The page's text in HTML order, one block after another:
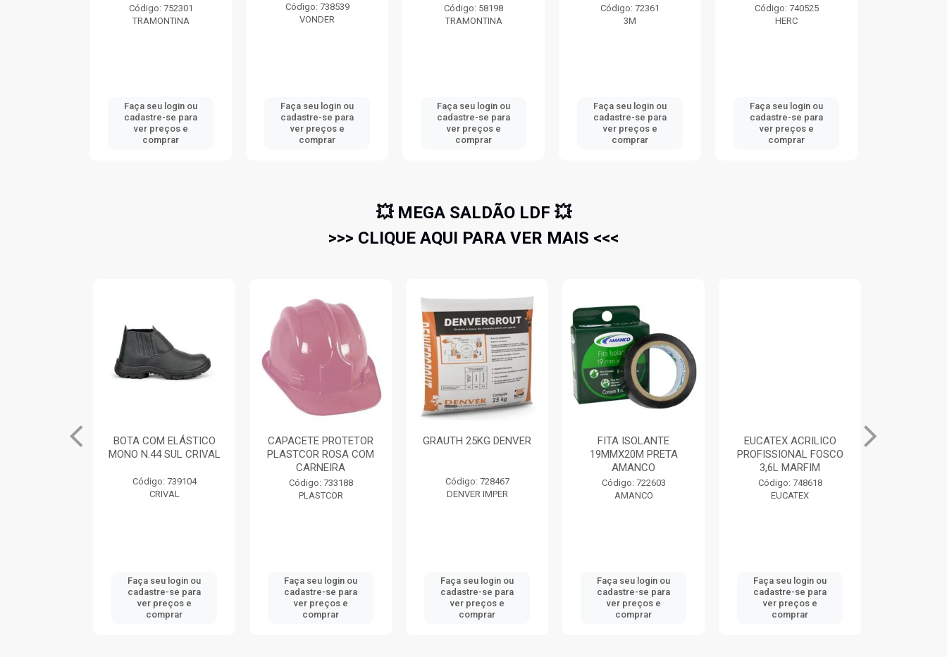
Código: 752301
TRAMONTINA
Faça seu login ou
cadastre-se para
ver preços e
comprar
Código: 738539
VONDER
Faça seu login ou
cadastre-se para
ver preços e
comprar
Código: 58198
TRAMONTINA
Faça seu login ou
cadastre-se para
ver preços e
comprar
Código: 72361
3M
Faça seu login ou
cadastre-se para
ver preços e
comprar
Código: 740525
HERC
Faça seu login ou
cadastre-se para
ver preços e
comprar
💥 MEGA SALDÃO LDF 💥
>>> CLIQUE AQUI PARA VER MAIS <<<
BOTA COM ELÁSTICO
MONO N.44 SUL CRIVAL
Código: 739104
CRIVAL
Faça seu login ou
cadastre-se para
ver preços e
comprar
CAPACETE PROTETOR
PLASTCOR ROSA COM
CARNEIRA
Código: 733188
PLASTCOR
Faça seu login ou
cadastre-se para
ver preços e
comprar
GRAUTH 25KG DENVER
Código: 728467
DENVER IMPER
Faça seu login ou
cadastre-se para
ver preços e
comprar
FITA ISOLANTE
19MMX20M PRETA
AMANCO
Código: 722603
AMANCO
Faça seu login ou
cadastre-se para
ver preços e
comprar
EUCATEX ACRILICO
PROFISSIONAL FOSCO
3,6L MARFIM
Código: 748618
EUCATEX
Faça seu login ou
cadastre-se para
ver preços e
comprar